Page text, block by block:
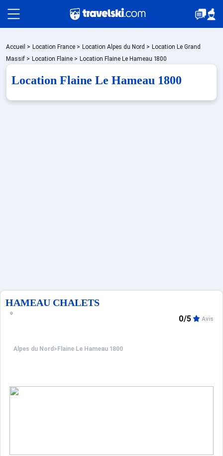
Packages
🚆Train de nuit
Accueil > Location France > Location Alpes du Nord > Location Le Grand
Massif > Location Flaine > Location Flaine Le Hameau 1800
Location Flaine Le Hameau 1800
HAMEAU CHALETS
Alpes du Nord > Flaine Le Hameau 1800
0/5 Avis